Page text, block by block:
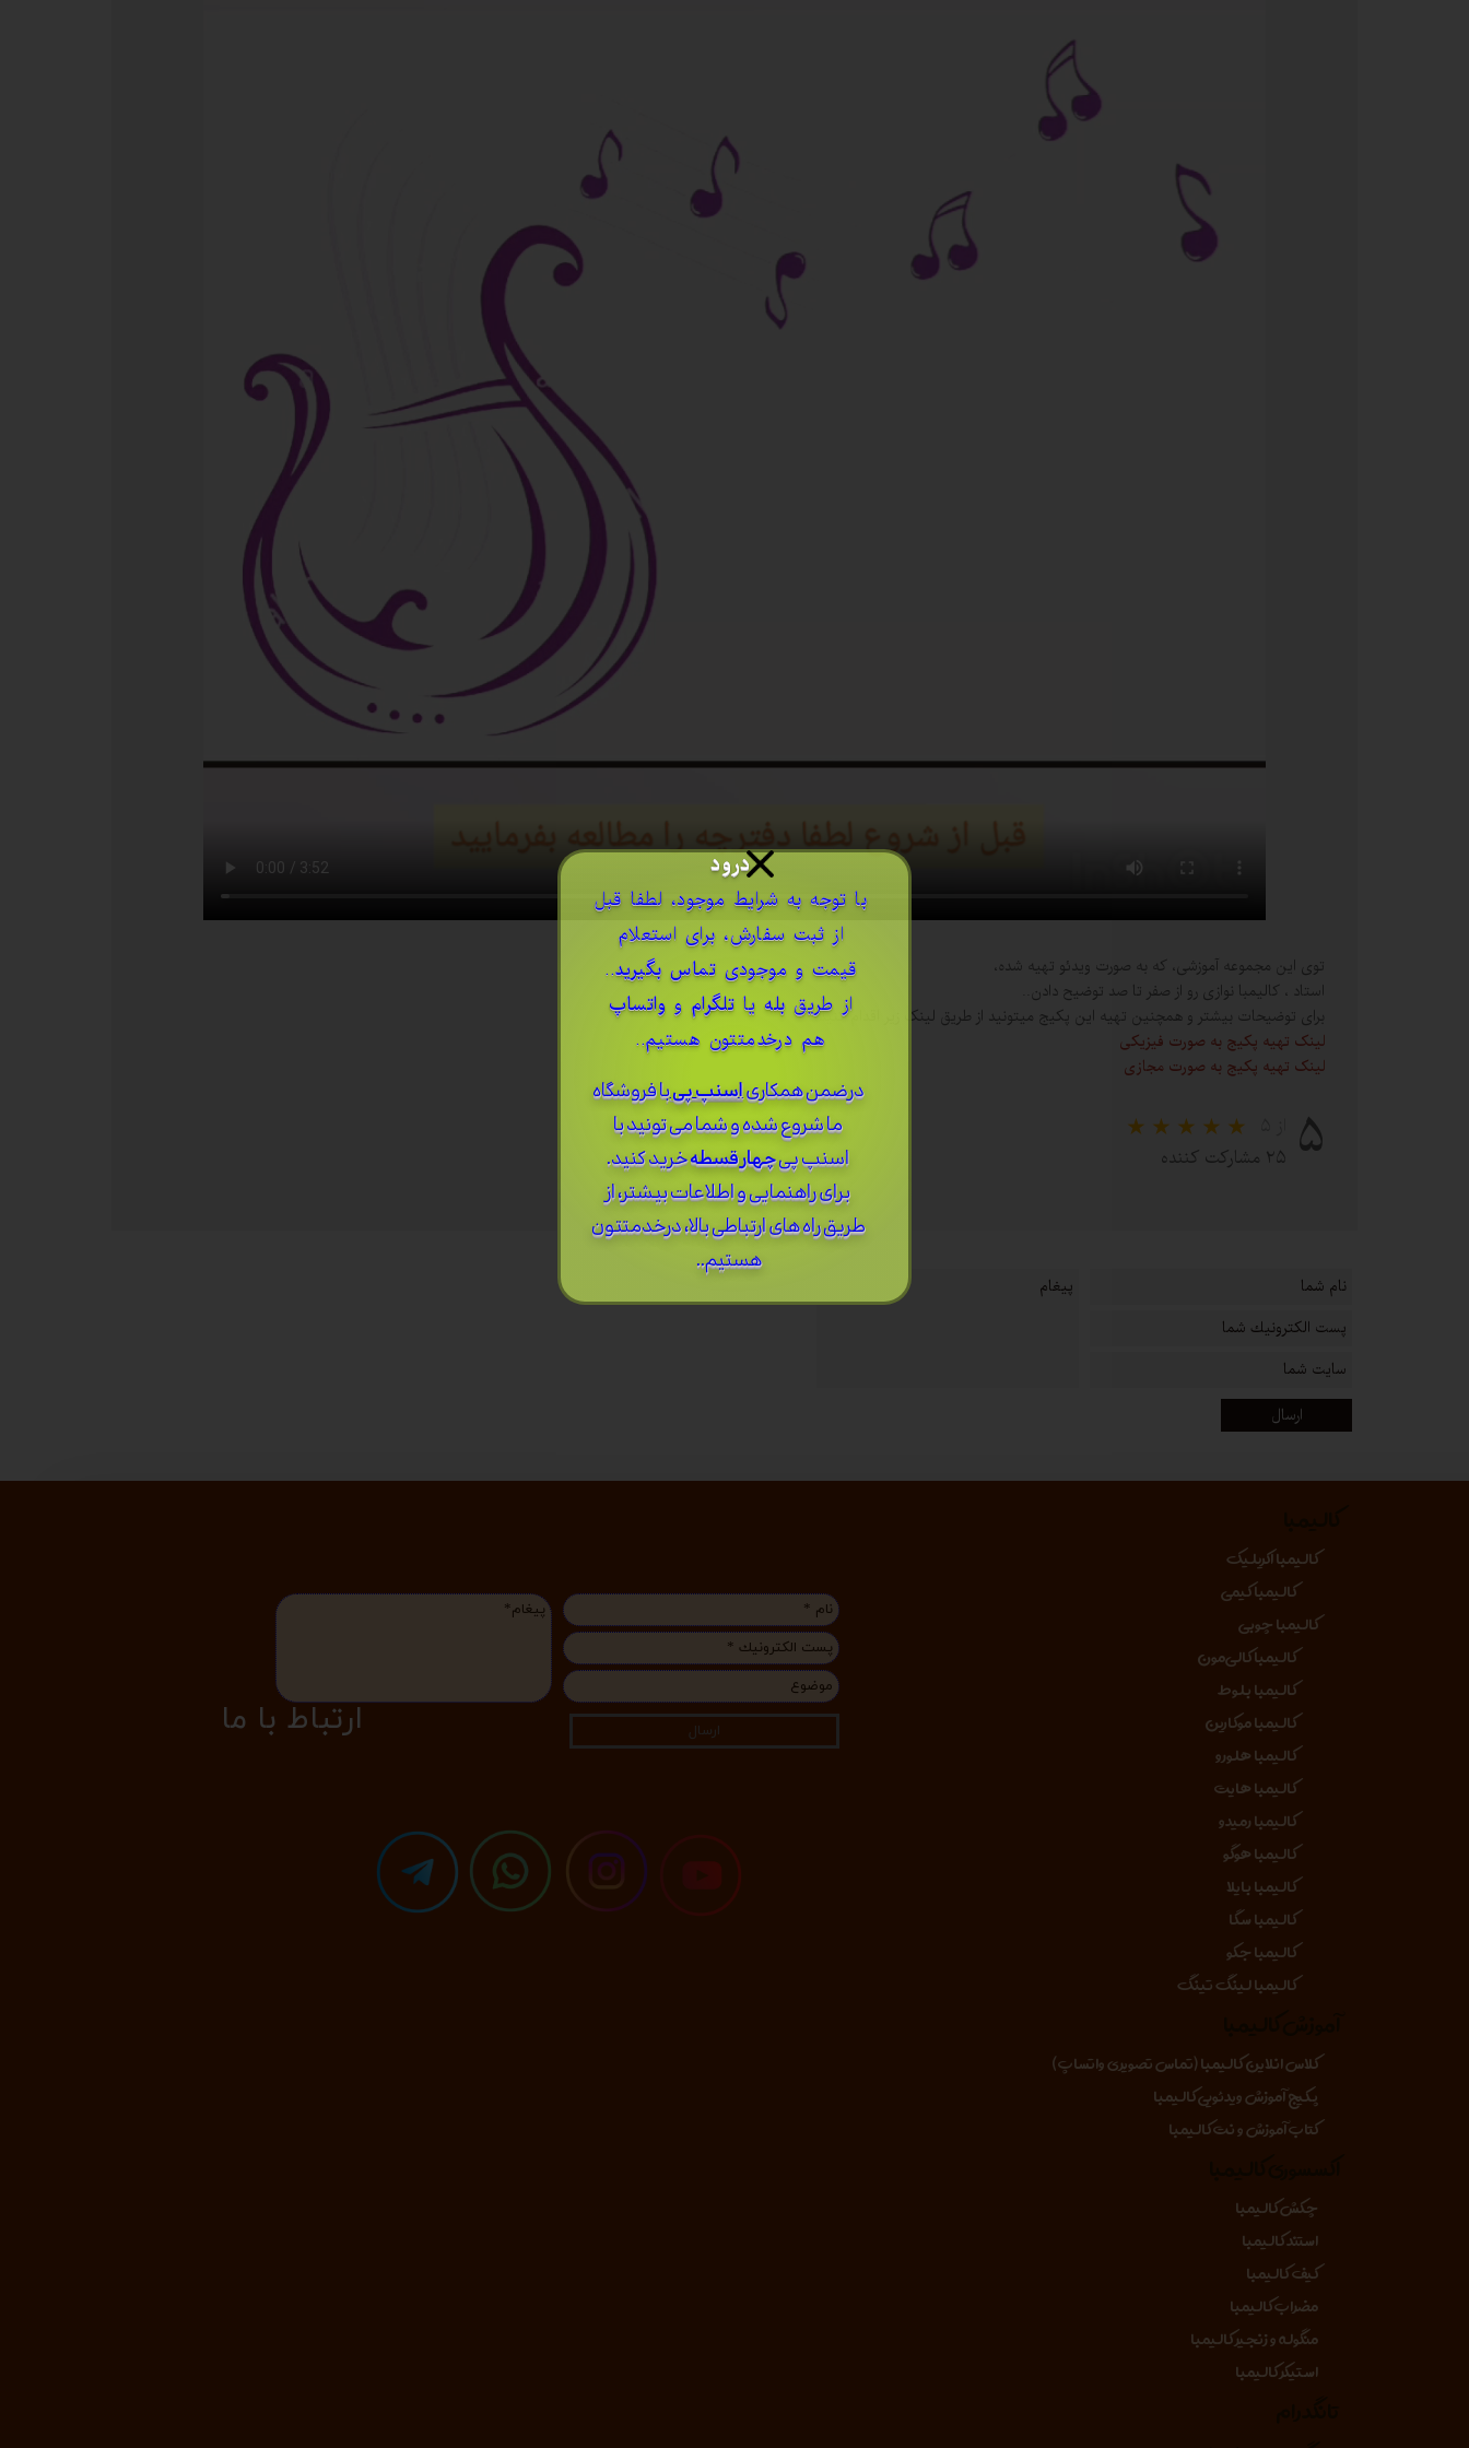
توی این مجموعه آموزشی، که به صورت ویدئو تهیه شده،
استاد ، کالیمبا نوازی رو از صفر تا صد توضیح دادن..
برای توضیحات بیشتر و همچنین تهیه این پکیج میتونید از طریق لینک زیر اقدام کنید.
لینک تهیه پکیج به صورت فیزیکی
لینک تهیه پکیج به صورت مجازی
۵ ۲۵ مشارکت کننده
ارسال
​​​ارتباط با ما ارسال
کالیمبا اکریلیک
کالیمبا کیمی
کالیمبا چوبی
کالیمبا کالی‌مون
کالیمبا بلوط
کالیمبا موکارین
کالیمبا هلورو
کالیمبا هایت
کالیمبا رمیدو
کالیمبا هوگو
کالیمبا بایلا
کالیمبا سگا
کالیمبا جکو
کالیمبا لینگ تینگ
کلاس انلاین کالیمبا (تماس تصویری واتساپ)
پکیج آموزش ویدئویی کالیمبا
کتاب آموزش و نت کالیمبا
چکش کالیمبا
استند کالیمبا
کیف کالیمبا
مضراب کالیمبا
منگوله و زنجیر کالیمبا
استیکر کالیمبا
درود
​با توجه به شرایط موجود، لطفا قبل
از ثبت سفارش، برای استعلام
قیمت و موجودیتماس بگیرید..
از طریق بله یا تلگرام وواتساپ
هم درخدمتتون هستیم..
درضمن ​همکاریاسنپ پیبا فروشگاه
ما شروع شده و شما می تونید با
اسنپ پیچهار قسطهخرید کنید.
برای راهنمایی و اطلاعات بیشتر، از
طریق راه های ارتباطی بالا، درخدمتتون
هستیم..